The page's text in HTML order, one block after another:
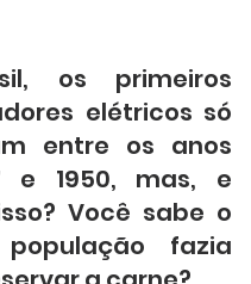
os primeiros
elétricos só
entre os anos
e 1950, mas, e
Você sabe o
fazia